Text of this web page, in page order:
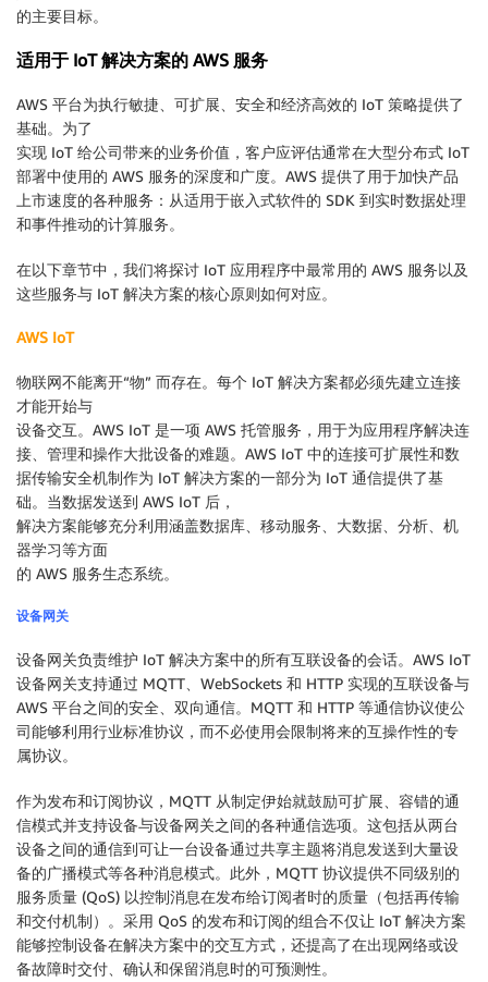
的主要目标。
适用于 IoT 解决方案的 AWS 服务
AWS 平台为执行敏捷、可扩展、安全和经济高效的 IoT 策略提供了
基础。为了
实现 IoT 给公司带来的业务价值，客户应评估通常在大型分布式 IoT
部署中使用的 AWS 服务的深度和广度。AWS 提供了用于加快产品
上市速度的各种服务：从适用于嵌入式软件的 SDK 到实时数据处理
和事件推动的计算服务。
在以下章节中，我们将探讨 IoT 应用程序中最常用的 AWS 服务以及
这些服务与 IoT 解决方案的核心原则如何对应。
AWS IoT
物联网不能离开“物” 而存在。每个 IoT 解决方案都必须先建立连接
才能开始与
设备交互。AWS IoT 是一项 AWS 托管服务，用于为应用程序解决连
接、管理和操作大批设备的难题。AWS IoT 中的连接可扩展性和数
据传输安全机制作为 IoT 解决方案的一部分为 IoT 通信提供了基
础。当数据发送到 AWS IoT 后，
解决方案能够充分利用涵盖数据库、移动服务、大数据、分析、机
器学习等方面
的 AWS 服务生态系统。
设备网关
设备网关负责维护 IoT 解决方案中的所有互联设备的会话。AWS IoT
设备网关支持通过 MQTT、WebSockets 和 HTTP 实现的互联设备与
AWS 平台之间的安全、双向通信。MQTT 和 HTTP 等通信协议使公
司能够利用行业标准协议，而不必使用会限制将来的互操作性的专
属协议。
作为发布和订阅协议，MQTT 从制定伊始就鼓励可扩展、容错的通
信模式并支持设备与设备网关之间的各种通信选项。这包括从两台
设备之间的通信到可让一台设备通过共享主题将消息发送到大量设
备的广播模式等各种消息模式。此外，MQTT 协议提供不同级别的
服务质量 (QoS) 以控制消息在发布给订阅者时的质量（包括再传输
和交付机制）。采用 QoS 的发布和订阅的组合不仅让 IoT 解决方案
能够控制设备在解决方案中的交互方式，还提高了在出现网络或设
备故障时交付、确认和保留消息时的可预测性。